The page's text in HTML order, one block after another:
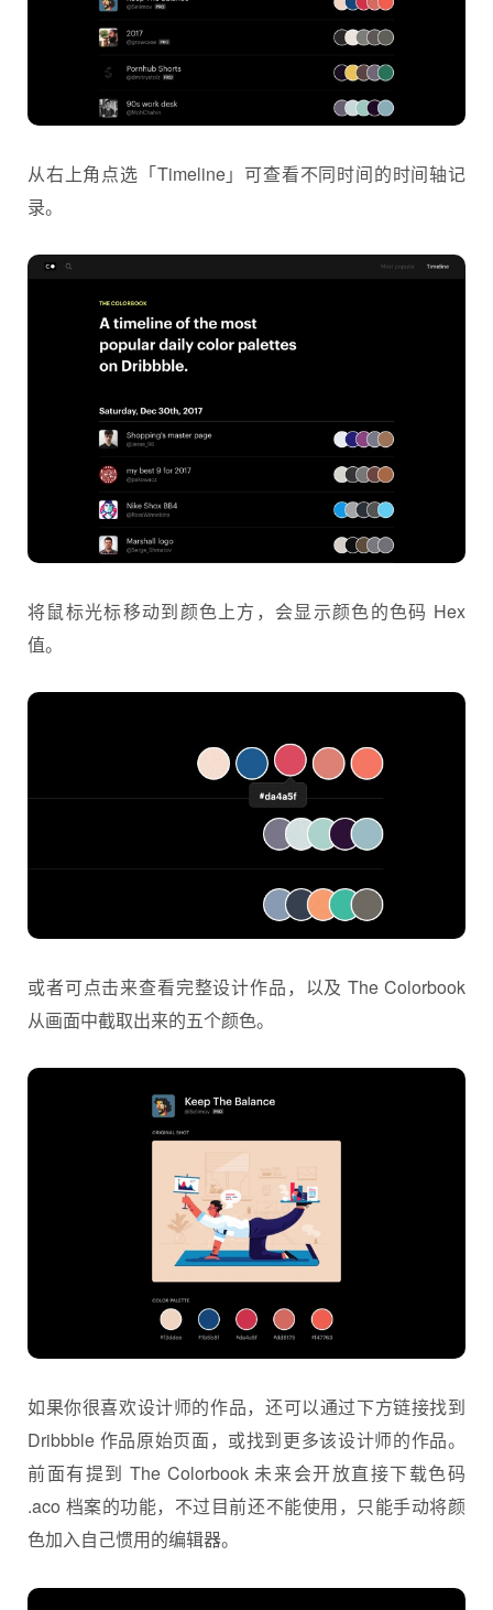
从右上角点选「Timeline」可查看不同时间的时间轴记
录。
将鼠标光标移动到颜色上方，会显示颜色的色码 Hex
值。
或者可点击来查看完整设计作品，以及 The Colorbook
从画面中截取出来的五个颜色。
如果你很喜欢设计师的作品，还可以通过下方链接找到
Dribbble 作品原始页面，或找到更多该设计师的作品。
前面有提到 The Colorbook 未来会开放直接下载色码
.aco 档案的功能，不过目前还不能使用，只能手动将颜
色加入自己惯用的编辑器。